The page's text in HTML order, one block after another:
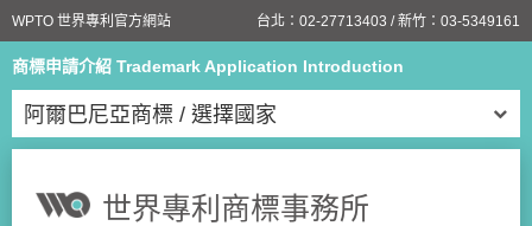
WPTO 世界專利官方網站 台北： 02-27713403 / 新竹： 03-5349161
商標申請介紹 Trademark Application Introduction
阿爾巴尼亞商標 / 選擇國家
世界專利商標事務所